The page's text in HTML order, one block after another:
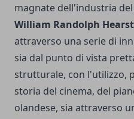
magnate dell'industria
William Randolph Hearst
attraverso una serie di
sia dal punto di vista
strutturale, con l'utilizzo,
storia del cinema, del
olandese, sia attraverso